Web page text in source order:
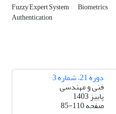
Fuzzy Expert System Biometrics
Authentication
دوره 21، شماره 3
فنی و مهندسی
پاییز 1403
صفحه85-110